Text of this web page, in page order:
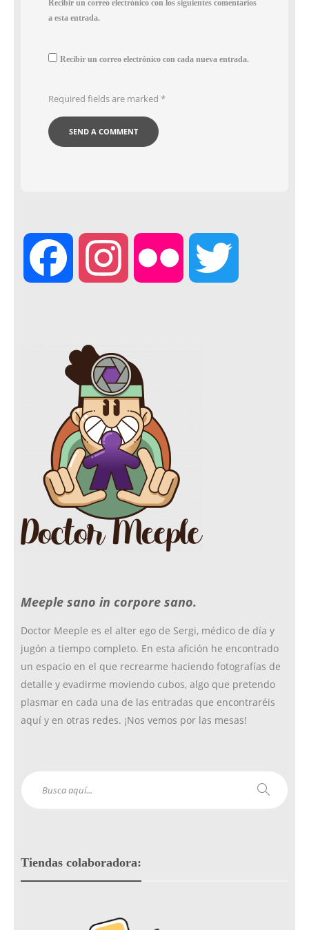
Recibir un correo electrónico con los siguientes comentarios
a esta entrada.
Recibir un correo electrónico con cada nueva entrada.
Required fields are marked *
e
b
o
k
t
a
g
a
m
Meeple sano in corpore sano.
Doctor Meeple es el alter ego de Sergi, médico de día y
jugón a tiempo completo. En esta afición he encontrado
un espacio en el que recrearme haciendo fotografías de
detalle y evadirme moviendo cubos, algo que pretendo
plasmar en cada una de las entradas que encontraréis
aquí y en otras redes. ¡Nos vemos por las mesas!
Tiendas colaboradora: